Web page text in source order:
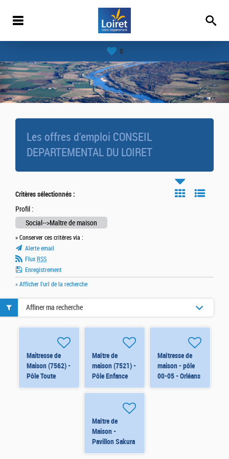
0
Les offres d'emploi CONSEIL
DEPARTEMENTAL DU LOIRET
Critères sélectionnés :
Profil :
Social-->Maître de maison
» Conserver ces critères via :
Alerte email
Flux RSS
Enregistrement
» Afficher l'url de la recherche
Maitresse de
Maison (7562) -
Pôle Toute
Petite Enfance -
Maître de
maison (7521) -
Pôle Enfance
11-14 ans -
Maîtresse de
maison - pôle
00-05 - Orléans
- renfort d'été
Maître de
Maison -
Pavillon Sakura
- ORLEANS -
Affiner ma recherche